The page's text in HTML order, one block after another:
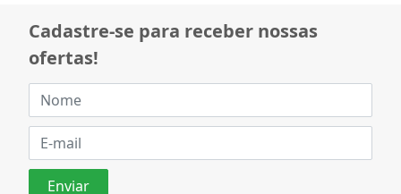
Cadastre-se para receber nossas
ofertas!